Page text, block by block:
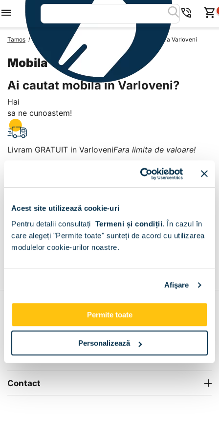
Acest site utilizează cookie-uri
Pentru detalii consultați Termeni și condiții. În cazul în
care alegeți "Permite toate" sunteți de acord cu utilizarea
modulelor cookie-urilor noastre.
Afişare
Permite toate
Personalizează
Tamos / Mobila Romania Mobila Judetul Arges Mobila Varloveni
Mobila Varloveni
Ai cautat mobila in Varloveni?
Hai
sa ne cunoastem!
Livram GRATUIT in VarloveniFara limita de valoare!
Varloveni
+
Info Center
Livrare
Contact